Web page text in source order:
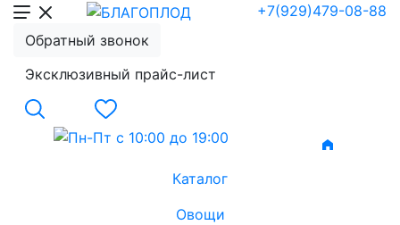
+7(929)479-08-88
Обратный звонок
Эксклюзивный прайс-лист
Каталог
Овощи